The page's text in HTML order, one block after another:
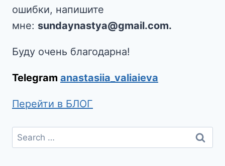
ошибки, напишите
мне: sundaynastya@gmail.com.
Буду очень благодарна!
Telegram anastasiia_valiaieva
Перейти в БЛОГ